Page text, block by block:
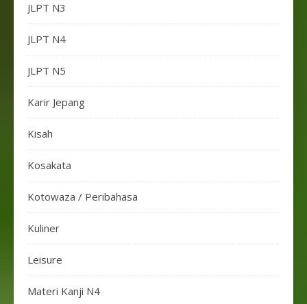
JLPT N3
JLPT N4
JLPT N5
Karir Jepang
Kisah
Kosakata
Kotowaza / Peribahasa
Kuliner
Leisure
Materi Kanji N4